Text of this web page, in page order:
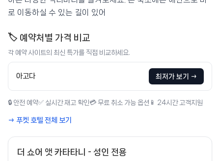
로 이동하실 수 있는 길이 있어
🏷️ 예약처별 가격 비교
각 예약 사이트의 최신 특가를 직접 비교하세요.
아고다 최저가 보기 →
🔒 안전 예약✅ 실시간 재고 확인 💳 무료 취소 가능 옵션 📱 24시간 고객지원
→ 푸켓 호텔 전체 보기
더 쇼어 앳 카타타니 - 성인 전용